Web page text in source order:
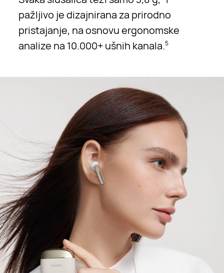
pažljivo je dizajnirana za prirodno
pristajanje, na osnovu ergonomske
analize na 10.000+ ušnih kanala.5